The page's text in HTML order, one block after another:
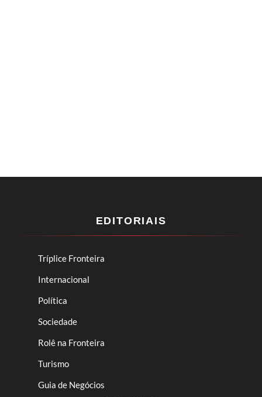
EDITORIAIS
Tríplice Fronteira
Internacional
Política
Sociedade
Rolê na Fronteira
Turismo
Guia de Negócios